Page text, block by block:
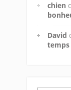
chien
David